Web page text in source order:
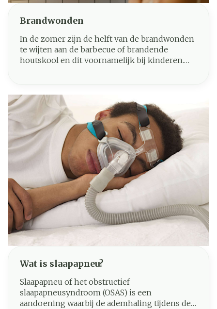
Brandwonden
In de zomer zijn de helft van de brandwonden
te wijten aan de barbecue of brandende
houtskool en dit voornamelijk bij kinderen.
Wat is slaapapneu?
Slaapapneu of het obstructief
slaapapneusyndroom (OSAS) is een
aandoening waarbij de ademhaling tijdens de